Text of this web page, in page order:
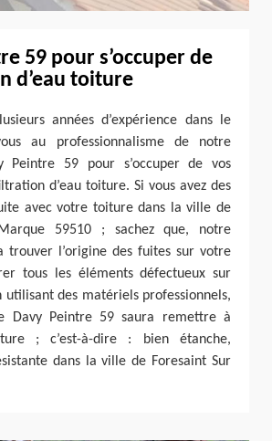
59 pour s’occuper de
d’eau toiture
années d’expérience dans le
au professionnalisme de notre
Peintre 59 pour s’occuper de vos
d’eau toiture. Si vous avez des
avec votre toiture dans la ville de
59510 ; sachez que, notre
trouver l’origine des fuites sur votre
tous les éléments défectueux sur
des matériels professionnels,
Davy Peintre 59 saura remettre à
; c’est-à-dire : bien étanche,
dans la ville de Foresaint Sur